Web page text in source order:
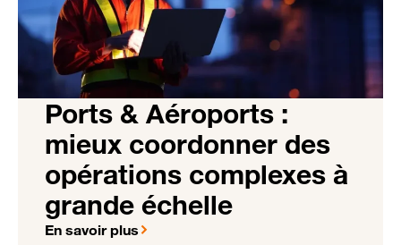
Ports & Aéroports :
mieux coordonner des
opérations complexes à
grande échelle
En savoir plus